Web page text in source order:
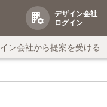
デザイン会社
ログイン
ン会社から提案を受ける